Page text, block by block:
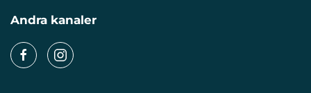
Andra kanaler